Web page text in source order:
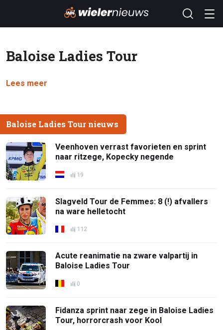
Baloise Ladies Tour
Lees meer
Baloise Ladies Tour nieuws
Veenhoven verrast favorieten en sprint
naar ritzege, Kopecky negende
19
Slagveld Tour de Femmes: 8 (!) afvallers
na ware helletocht
112
Acute reanimatie na zware valpartij in
Baloise Ladies Tour
0
Fidanza sprint naar zege in Baloise Ladies
Tour, horrorcrash voor Kool